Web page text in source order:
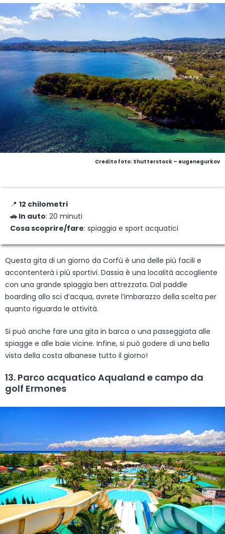
Credito foto: Shutterstock – eugenegurkov
📍 12 chilometri
🚗 In auto: 20 minuti
Cosa scoprire/fare: spiaggia e sport acquatici
Questa gita di un giorno da Corfù è una delle più facili e
accontenterà i più sportivi. Dassia è una località accogliente
con una grande spiaggia ben attrezzata. Dal paddle
boarding allo sci d’acqua, avrete l’imbarazzo della scelta per
quanto riguarda le attività.
Si può anche fare una gita in barca o una passeggiata alle
spiagge e alle baie vicine. Infine, si può godere di una bella
vista della costa albanese tutto il giorno!
13. Parco acquatico Aqualand e campo da
golf Ermones